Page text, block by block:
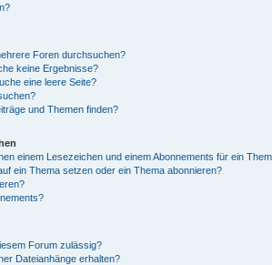
Foren durchsuchen?
keine Ergebnisse?
eine leere Seite?
und Themen finden?
einem Lesezeichen und einem Abonnements für ein
ein Thema setzen oder ein Thema abonnieren?
Forum zulässig?
Dateianhänge erhalten?